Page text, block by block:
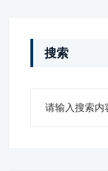
搜索